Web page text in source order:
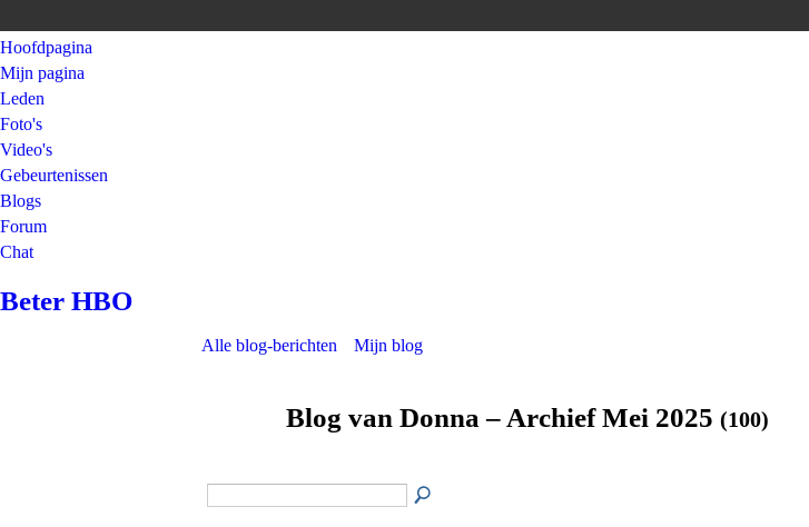
Hoofdpagina
Mijn pagina
Leden
Foto's
Video's
Gebeurtenissen
Blogs
Forum
Chat
Beter HBO
Alle blog-berichten Mijn blog
Blog van Donna – Archief Mei 2025 (100)